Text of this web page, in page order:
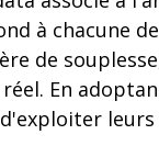
à chacune
de
En